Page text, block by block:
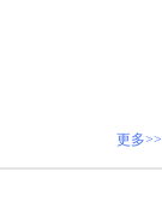
更多>>